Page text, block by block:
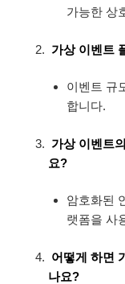
가능한 상
가상 이벤트
이벤트 규
합니다.
가상 이벤트
요?
암호화된
랫폼을 사
어떻게 하면
나요?